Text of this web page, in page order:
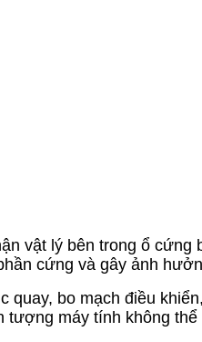
vật lý bên trong ổ
cứng và gây ảnh
bo mạch điều
máy tính không